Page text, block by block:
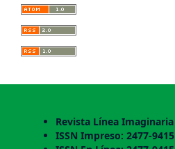
Revista Línea Imaginaria
ISSN Impreso: 2477-9415